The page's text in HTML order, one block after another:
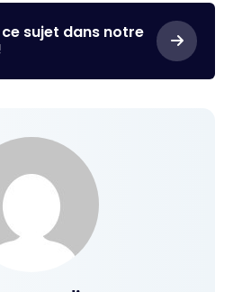
sujet dans notre